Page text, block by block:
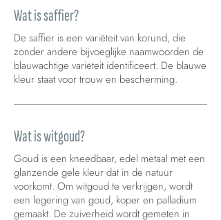
Wat is saffier?
De saffier is een variëteit van korund, die
zonder andere bijvoeglijke naamwoorden de
blauwachtige variëteit identificeert. De blauwe
kleur staat voor trouw en bescherming.
Wat is witgoud?
Goud is een kneedbaar, edel metaal met een
glanzende gele kleur dat in de natuur
voorkomt. Om witgoud te verkrijgen, wordt
een legering van goud, koper en palladium
gemaakt. De zuiverheid wordt gemeten in